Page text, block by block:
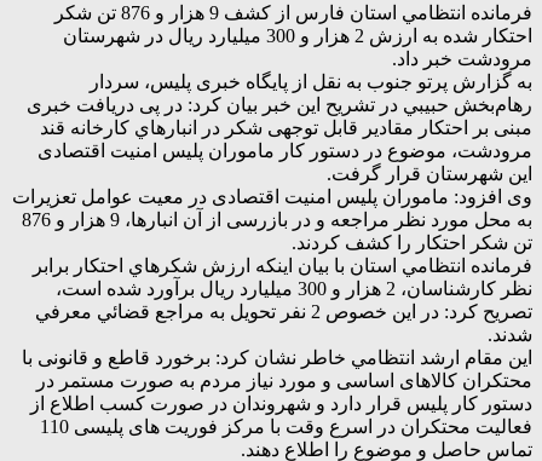
فرمانده انتظامي استان فارس از کشف 9 هزار و 876 تن شکر
احتکار شده به ارزش 2 هزار و 300 میلیارد ریال در شهرستان
مرودشت خبر داد.
به گزارش پرتو جنوب به نقل از پایگاه خبری پلیس، سردار
رهام‌بخش حبيبي در تشریح این خبر بيان كرد: در پی دریافت خبری
مبنی بر احتکار مقادیر قابل توجهی شکر در انبارهاي كارخانه قند
مرودشت، موضوع در دستور کار ماموران پلیس امنیت اقتصادی
این شهرستان قرار گرفت.
وی افزود: ماموران پلیس امنیت اقتصادی در معیت عوامل تعزیرات
به محل مورد نظر مراجعه و در بازرسی از آن انبارها، 9 هزار و 876
تن شکر احتکار را کشف كردند.
فرمانده انتظامي استان با بیان اینکه ارزش شكرهاي احتكار برابر
نظر كارشناسان، 2 هزار و 300 ميليارد ريال برآورد شده است،
تصریح کرد: در اين خصوص 2 نفر تحويل به مراجع قضائي معرفي
شدند.
اين مقام ارشد انتظامي خاطر نشان کرد: برخورد قاطع و قانونی با
محتکران کالاهای اساسی و مورد نیاز مردم به صورت مستمر در
دستور کار پلیس قرار دارد و شهروندان در صورت کسب اطلاع از
فعالیت محتکران در اسرع وقت با مرکز فوریت های پلیسی 110
تماس حاصل و موضوع را اطلاع دهند.